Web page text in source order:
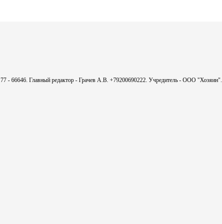
- 66646. Главный редактор - Грачев А.В. +79200690222. Учредитель - ООО "Хозяин".